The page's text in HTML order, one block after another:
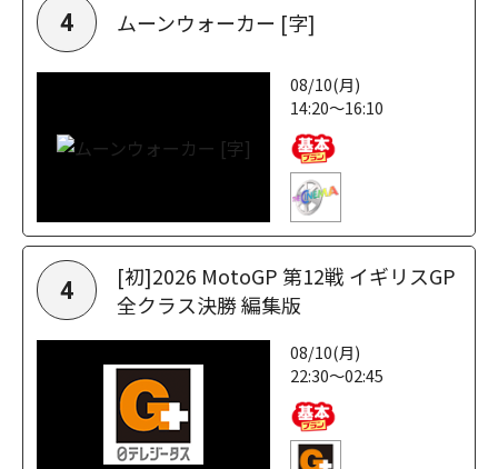
4 ムーンウォーカー [字]
08/10(月)
14:20～16:10
4
[初]2026 MotoGP 第12戦 イギリスGP
全クラス決勝 編集版
08/10(月)
22:30～02:45